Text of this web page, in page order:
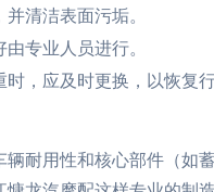
清洁表面污垢。
专业人员进行。
，应及时更换，以恢复
耐用性和核心部件（如